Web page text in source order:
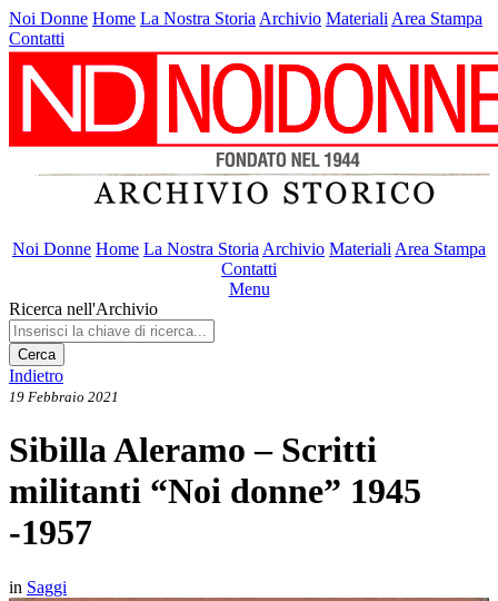
Noi Donne Home La Nostra Storia Archivio Materiali Area Stampa
Contatti
Noi Donne Home La Nostra Storia Archivio Materiali Area Stampa
Contatti
Menu
Ricerca nell'Archivio
Cerca
Indietro
19 Febbraio 2021
Sibilla Aleramo – Scritti
militanti “Noi donne” 1945
-1957
in Saggi